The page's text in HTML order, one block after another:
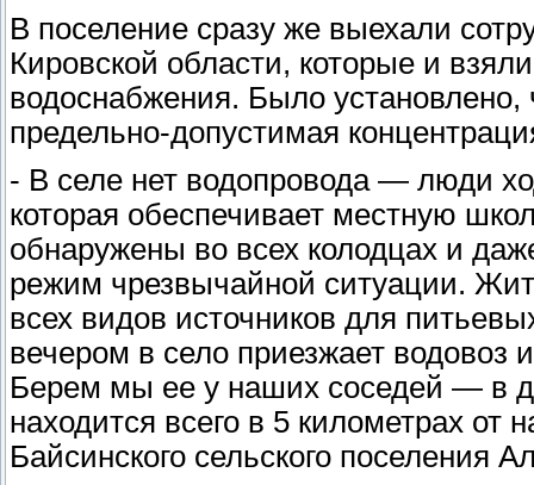
В поселение сразу же выехали
Кировской области, которые и
водоснабжения. Было
предельно-допустимая
- В селе нет водопровода — люди
которая обеспечивает местную
обнаружены во всех колодцах и
режим чрезвычайной ситуации.
всех видов источников для
вечером в село приезжает водовоз
Берем мы ее у наших соседей — в
находится всего в 5 километрах от
Байсинского сельского поселения